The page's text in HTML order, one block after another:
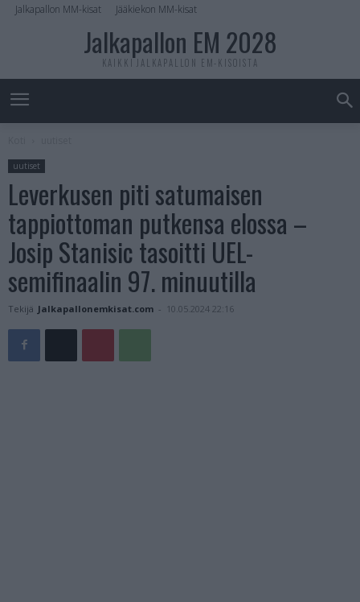
Jalkapallon MM-kisat Jääkiekon MM-kisat
Jalkapallon EM 2028
KAIKKI JALKAPALLON EM-KISOISTA
uutiset
Leverkusen piti satumaisen
tappiottoman putkensa elossa –
Josip Stanisic tasoitti UEL-
semifinaalin 97. minuutilla
Tekijä Jalkapallonemkisat.com - 10.05.2024 22:16